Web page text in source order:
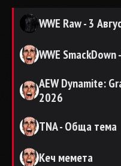
WWE Raw - 3
WWE
AEW Dynamite:
2026
TNA - Обща тема
Кеч мемета